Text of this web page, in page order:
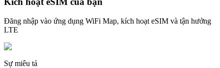
Đăng nhập vào ứng dụng WiFi Map, kích hoạt eSIM và tận hưởng
LTE
Sự miêu tả